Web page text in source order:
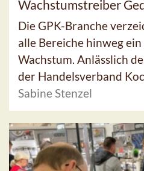
Wachstumstreiber
Die GPK-Branche
alle Bereiche hinweg
Wachstum. Anlässlich
der Handelsverband
Sabine Stenzel